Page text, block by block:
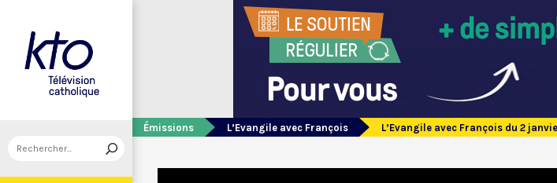
Émissions L’Evangile avec François L’Evangile avec François du 2